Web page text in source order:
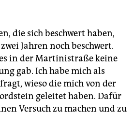
die sich beschwert haben,
Jahren noch beschwert.
in der Martini­straße keine
gab. Ich habe mich als
wieso die mich von der
geleitet haben. Dafür
Versuch zu machen und zu